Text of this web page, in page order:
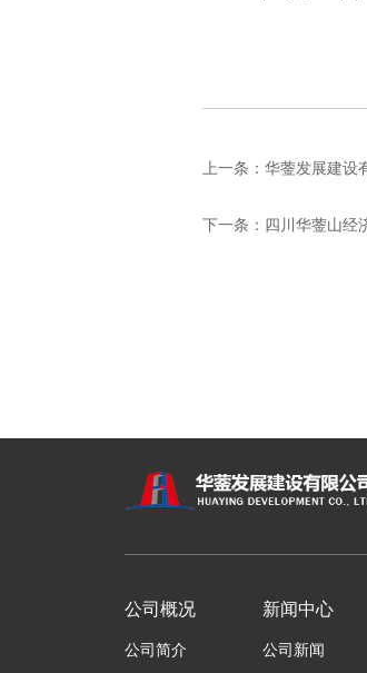
上一条：华蓥发展建设
下一条： 四川华蓥山经
公司概况
公司简介
新闻中心
公司新闻